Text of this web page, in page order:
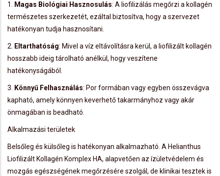
1. Magas Biológiai Hasznosulás: A liofilizálás megőrzi a kollagén
természetes szerkezetét, ezáltal biztosítva, hogy a szervezet
hatékonyan tudja hasznosítani.
2. Eltarthatóság: Mivel a víz eltávolításra kerül, a liofilizált kollagén
hosszabb ideig tárolható anélkül, hogy veszítene
hatékonyságából.
3. Könnyű Felhasználás: Por formában vagy egyben összevágva
kapható, amely könnyen keverhető takarmányhoz vagy akár
önmagában is beadható.
Alkalmazási területek
Belsőleg és külsőleg is hatékonyan alkalmazható. A Helianthus
Liofilizált Kollagén Komplex HA, alapvetően az ízületvédelem és
mozgás egészségének megőrzésére szolgál, de klinikai tesztek is